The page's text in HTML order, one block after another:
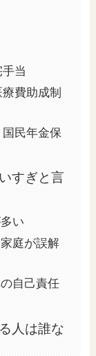
当
費助成制
民年金保
すぎと言
い
庭が誤解
自己責任
人は誰な